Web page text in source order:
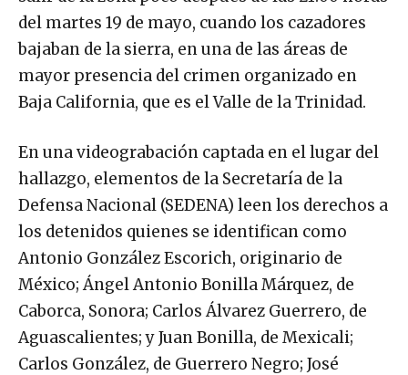
del martes 19 de mayo, cuando los cazadores
bajaban de la sierra, en una de las áreas de
mayor presencia del crimen organizado en
Baja California, que es el Valle de la Trinidad.
En una videograbación captada en el lugar del
hallazgo, elementos de la Secretaría de la
Defensa Nacional (SEDENA) leen los derechos a
los detenidos quienes se identifican como
Antonio González Escorich, originario de
México; Ángel Antonio Bonilla Márquez, de
Caborca, Sonora; Carlos Álvarez Guerrero, de
Aguascalientes; y Juan Bonilla, de Mexicali;
Carlos González, de Guerrero Negro; José